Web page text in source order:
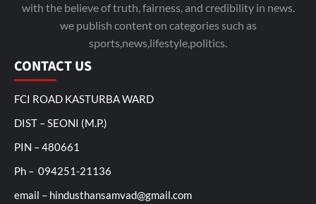
with the believe of truth, fairness, and credibility in news.
we publish content on categories such as
sports,news,lifestyle,politics.
CONTACT US
FCI ROAD KASTURBA WARD
DIST – SEONI (M.P.)
PIN – 480661
Ph – 094251-21136
email – hindusthansamvad@gmail.com